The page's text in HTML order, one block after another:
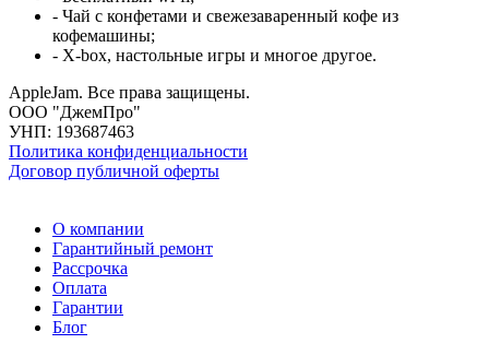
- Чай с конфетами и свежезаваренный кофе из
кофемашины;
- X-box, настольные игры и многое другое.
AppleJam. Все права защищены.
ООО "ДжемПро"
УНП: 193687463
Политика конфиденциальности
Договор публичной оферты
О компании
Гарантийный ремонт
Рассрочка
Оплата
Гарантии
Блог